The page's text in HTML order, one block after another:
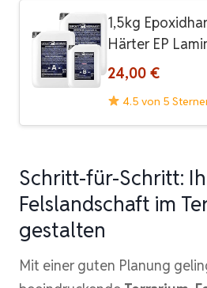
1,5kg
Härter EP
24,00 €
4.5 von 5
Schritt-für-Schritt:
Felslandschaft im
gestalten
Mit einer guten Planung